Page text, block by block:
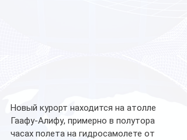
Новый курорт находится на атолле
Гаафу-Алифу, примерно в полутора
часах полета на гидросамолете от